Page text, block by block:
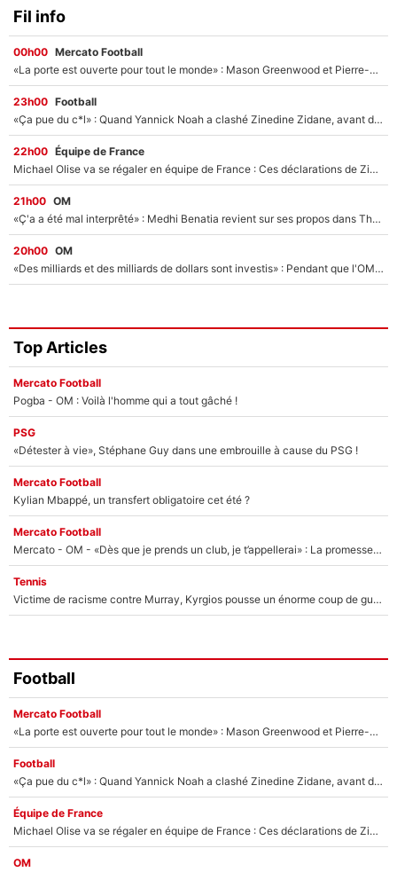
Fil info
00h00 Mercato Football
«La porte est ouverte pour tout le monde» : Mason Greenwood et Pierre-Emerick Aubameyang ont quitté l'OM, Amine Gouiri balance sur la suite du mercato et sur la réaction du vestiaire !
23h00 Football
«Ça pue du c*l» : Quand Yannick Noah a clashé Zinedine Zidane, avant de se faire recadrer par le nouveau sélectionneur de l'équipe de France !
22h00 Équipe de France
Michael Olise va se régaler en équipe de France : Ces déclarations de Zinedine Zidane qui prouvent qu'il va tout miser sur la star du Bayern Munich !
21h00 OM
«Ç'a a été mal interprêté» : Medhi Benatia revient sur ses propos dans The Bridge et précise ses conditions pour rejoindre le PSG !
20h00 OM
«Des milliards et des milliards de dollars sont investis» : Pendant que l'OM est en pleine crise financière, Frank McCourt lance un nouveau projet à 260M€ !
Top Articles
Mercato Football
Pogba - OM : Voilà l'homme qui a tout gâché !
PSG
«Détester à vie», Stéphane Guy dans une embrouille à cause du PSG !
Mercato Football
Kylian Mbappé, un transfert obligatoire cet été ?
Mercato Football
Mercato - OM - «Dès que je prends un club, je t’appellerai» : La promesse de Marcelino au moment de claquer la porte
Tennis
Victime de racisme contre Murray, Kyrgios pousse un énorme coup de gueule !
Football
Mercato Football
«La porte est ouverte pour tout le monde» : Mason Greenwood et Pierre-Emerick Aubameyang ont quitté l'OM, Amine Gouiri balance sur la suite du mercato et sur la réaction du vestiaire !
Football
«Ça pue du c*l» : Quand Yannick Noah a clashé Zinedine Zidane, avant de se faire recadrer par le nouveau sélectionneur de l'équipe de France !
Équipe de France
Michael Olise va se régaler en équipe de France : Ces déclarations de Zinedine Zidane qui prouvent qu'il va tout miser sur la star du Bayern Munich !
OM